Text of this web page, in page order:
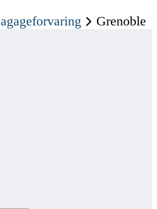
Bagageforvaring Grenoble